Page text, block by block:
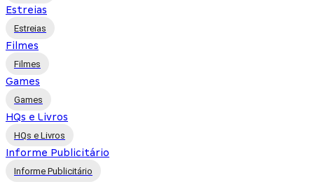
Estreias
Estreias
Filmes
Filmes
Games
Games
HQs e Livros
HQs e Livros
Informe Publicitário
Informe Publicitário